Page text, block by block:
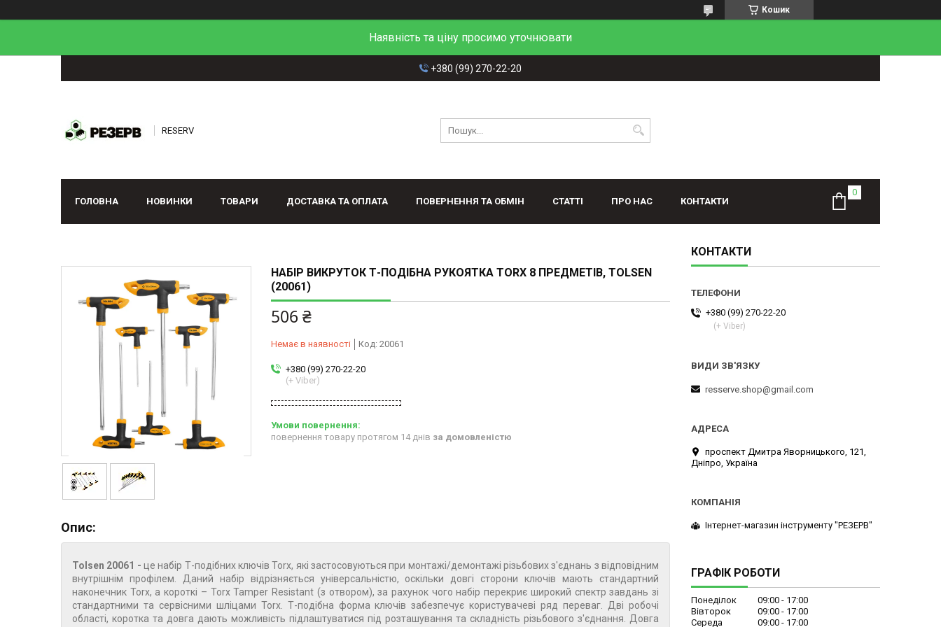
Кошик
Наявність та ціну просимо уточнювати
+380 (99) 270-22-20
RESERV
ГОЛОВНА НОВИНКИ ТОВАРИ ДОСТАВКА ТА ОПЛАТА ПОВЕРНЕННЯ ТА ОБМІН СТАТТІ ПРО НАС КОНТАКТИ
НАБІР ВИКРУТОК Т-ПОДІБНА РУКОЯТКА TORX 8 ПРЕДМЕТІВ, TOLSEN
(20061)
506 ₴
Немає в наявності Код: 20061
+380 (99) 270-22-20
(+ Viber)
повернення товару протягом 14 днів за домовленістю
Опис:
Tolsen 20061 - це набір Т-подібних ключів Torx, які застосовуються при монтажі/демонтажі різьбових з'єднань з відповідним
внутрішнім профілем. Даний набір відрізняється універсальністю, оскільки довгі сторони ключів мають стандартний
наконечник Torx, а короткі – Torx Tamper Resistant (з отвором), за рахунок чого набір перекриє широкий спектр завдань зі
стандартними та сервісними шліцами Torx. Т-подібна форма ключів забезпечує користувачеві ряд переваг. Дві робочі
області, коротка та довга дають можливість підлаштуватися під розташування та складність різьбового з'єднання. Довга
КОНТАКТИ
+380 (99) 270-22-20
(+ Viber)
resserve.shop@gmail.com
проспект Дмитра Яворницького, 121,
Дніпро, Україна
Інтернет-магазин інструменту "РЕЗЕРВ"
ГРАФІК РОБОТИ
Понеділок 09:00
17:00
Вівторок
09:00
17:00
Середа
09:00 17:00